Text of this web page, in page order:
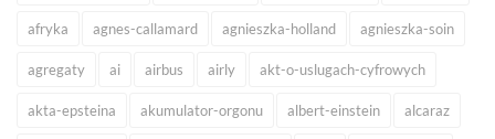
afryka agnes-callamard agnieszka-holland agnieszka-soin
agregaty ai airbus airly akt-o-uslugach-cyfrowych
akta-epsteina akumulator-orgonu albert-einstein alcaraz